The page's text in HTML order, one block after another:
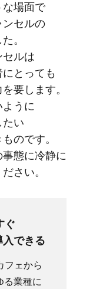
な​場面で​
ンセルの​
。​
セルは​
とっても​
要します。​
うに​
たい​
のです。​
態に​冷静に​
さい。
ぐ​
できる
フェから​
る​業種に​